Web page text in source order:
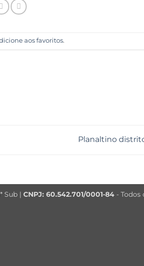
aos favoritos.
Planaltino
Sub | CNPJ: 60.542.701/0001-84- Todos